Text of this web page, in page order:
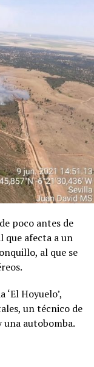
poco antes de
que afecta a un
al que se
Hoyuelo’,
un técnico de
una autobomba.